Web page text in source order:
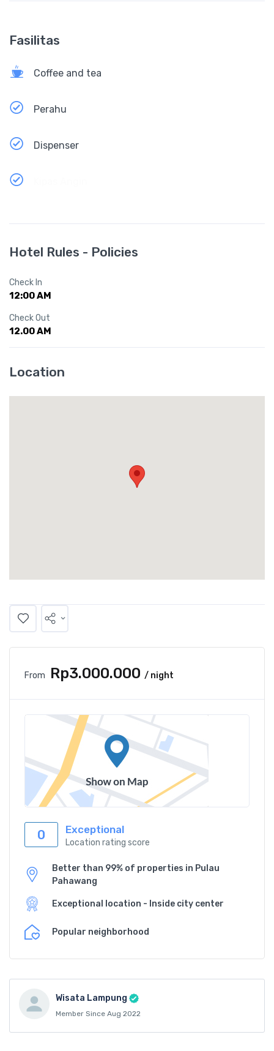
Fasilitas
Coffee and tea
Perahu
Dispenser
Hotel Rules - Policies
Check In
12:00 AM
Check Out
12.00 AM
Location
From Rp3.000.000 / night
0 Exceptional
Location rating score
Better than 99% of properties in Pulau
Pahawang
Exceptional location - Inside city center
Popular neighborhood
Wisata Lampung
Member Since Aug 2022